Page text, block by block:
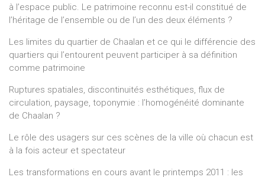
à l’espace public. Le patrimoine reconnu est-il constitué de
l’héritage de l’ensemble ou de l’un des deux éléments ?
Les limites du quartier de Chaalan et ce qui le différencie des
quartiers qui l’entourent peuvent participer à sa définition
comme patrimoine
Ruptures spatiales, discontinuités esthétiques, flux de
circulation, paysage, toponymie : l’homogénéité dominante
de Chaalan ?
Le rôle des usagers sur ces scènes de la ville où chacun est
à la fois acteur et spectateur
Les transformations en cours avant le printemps 2011 : les